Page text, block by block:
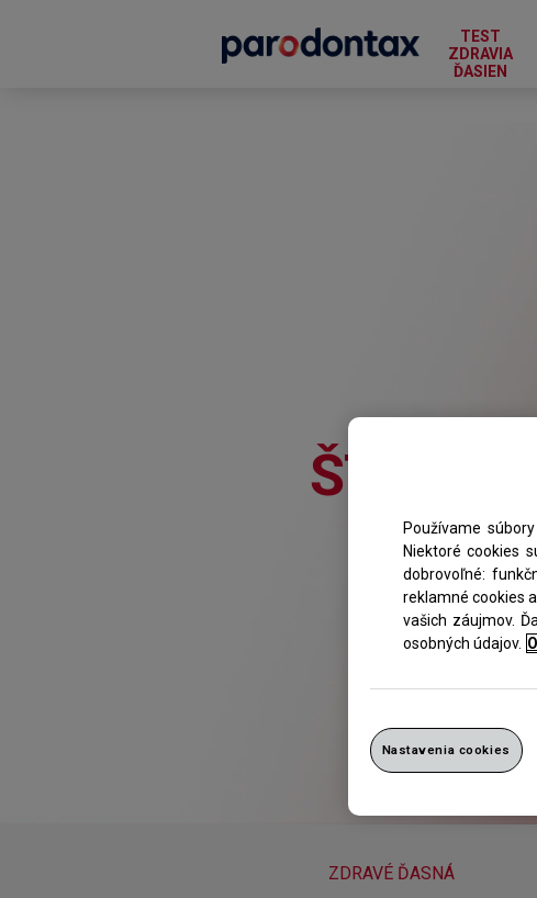
TEST
ZDRAVIA
ĎASIEN
ŠTÁDIÁ
ZDRAVÉ ĎASNÁ
Používame
Niektoré cookies
dobrovoľné:
reklamné cookies
vašich záujmov.
osobných údajov.
Nastavenia cookies